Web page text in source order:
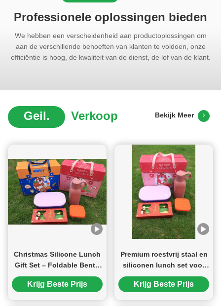
Professionele oplossingen bieden
We hebben een verscheidenheid aan productoplossingen om
aan de verschillende behoeften van klanten te voldoen, onze
efficiëntie is hoog, de kwaliteit van de dienst, de lof van de klant.
Geil. Verkoop Bekijk Meer
Christmas Silicone Lunch
Gift Set – Foldable Bento
Box, Stainless Steel Water
Bottle, Food Storage Bag
Krijg Beste Prijs
Premium roestvrij staal en
siliconen lunch set voor
kinderen en gezinnen 4 in
1 combo met bento box,
Krijg Beste Prijs